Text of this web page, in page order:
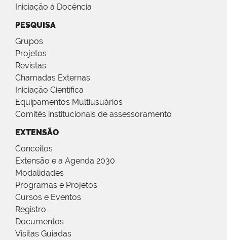
Iniciação à Docência
PESQUISA
Grupos
Projetos
Revistas
Chamadas Externas
Iniciação Científica
Equipamentos Multiusuários
Comitês institucionais de assessoramento
EXTENSÃO
Conceitos
Extensão e a Agenda 2030
Modalidades
Programas e Projetos
Cursos e Eventos
Registro
Documentos
Visitas Guiadas